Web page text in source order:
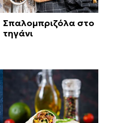
Σπαλομπριζόλα στο
τηγάνι